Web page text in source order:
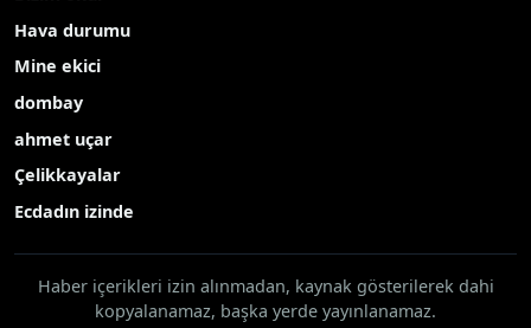
Hava durumu
Mine ekici
dombay
ahmet uçar
Çelikkayalar
Ecdadın izinde
Haber içerikleri izin alınmadan, kaynak gösterilerek dahi
kopyalanamaz, başka yerde yayınlanamaz.